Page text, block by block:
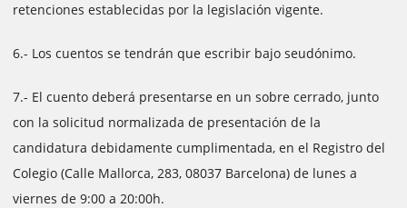
retenciones establecidas por la legislación vigente.
6.- Los cuentos se tendrán que escribir bajo seudónimo.
7.- El cuento deberá presentarse en un sobre cerrado, junto
con la solicitud normalizada de presentación de la
candidatura debidamente cumplimentada, en el Registro del
Colegio (Calle Mallorca, 283, 08037 Barcelona) de lunes a
viernes de 9:00 a 20:00h.